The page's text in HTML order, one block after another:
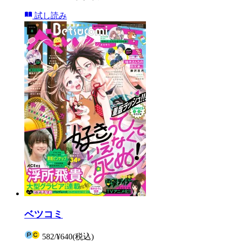
試し読み
ベツコミ
582/¥640(税込)